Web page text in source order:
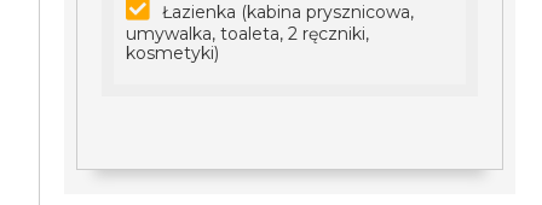
Łazienka (kabina prysznicowa,
umywalka, toaleta, 2 ręczniki,
kosmetyki)